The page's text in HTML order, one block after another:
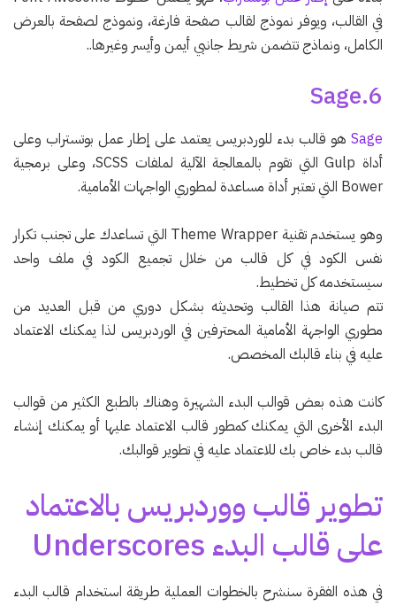
في القالب، ويوفر نموذج لقالب صفحة فارغة، ونموذج لصفحة بالعرض
الكامل، ونماذج تتضمن شريط جانبي أيمن وأيسر وغيرها..
6.Sage
Sage هو قالب بدء للوردبريس يعتمد على إطار عمل بوتستراب وعلى
أداة Gulp التي تقوم بالمعالجة الآلية لملفات SCSS، وعلى برمجية
Bower التي تعتبر أداة مساعدة لمطوري الواجهات الأمامية.
وهو يستخدم تقنية Theme Wrapper التي تساعدك على تجنب تكرار
نفس الكود في كل قالب من خلال تجميع الكود في ملف واحد
سيستخدمه كل تخطيط.
تتم صيانة هذا القالب وتحديثه بشكل دوري من قبل العديد من
مطوري الواجهة الأمامية المحترفين في الوردبريس لذا يمكنك الاعتماد
عليه في بناء قالبك المخصص.
كانت هذه بعض قوالب البدء الشهيرة وهناك بالطبع الكثير من قوالب
البدء الأخرى التي يمكنك كمطور قالب الاعتماد عليها أو يمكنك إنشاء
قالب بدء خاص بك للاعتماد عليه في تطوير قوالبك.
تطوير قالب ووردبريس بالاعتماد
على قالب البدء Underscores
في هذه الفقرة سنشرح بالخطوات العملية طريقة استخدام قالب البدء